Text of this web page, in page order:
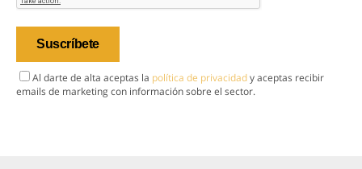
Al darte de alta aceptas la política de privacidady aceptas recibir
emails de marketing con información sobre el sector.